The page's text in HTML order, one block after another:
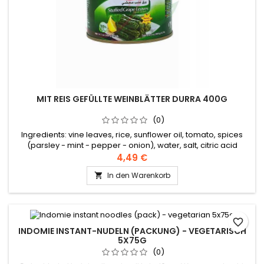
MIT REIS GEFÜLLTE WEINBLÄTTER DURRA 400G
(0)
Ingredients: vine leaves, rice, sunflower oil, tomato, spices
(parsley - mint - pepper - onion), water, salt, citric acid
4,49 €
 In den Warenkorb
INDOMIE INSTANT-NUDELN (PACKUNG) - VEGETARISCH
5X75G
(0)
favorite_border